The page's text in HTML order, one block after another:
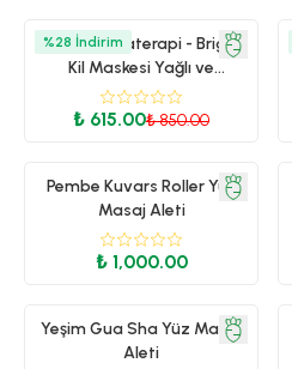
%28 İndirim
Root Aromaterapi - Bright
Kil Maskesi Yağlı ve
Lekelenmeye Eğilimli Ciltler
₺ 615.00₺ 850.00
Pembe Kuvars Roller Yüz
Masaj Aleti
₺ 1,000.00
Yeşim Gua Sha Yüz Masaj
Aleti